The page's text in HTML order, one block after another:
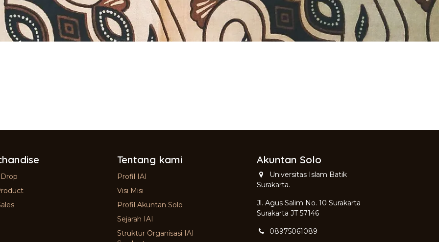
Tentang kami
Profil IAI
Visi Misi
Profil Akuntan Solo
Sejarah IAI
Struktur Organisasi IAI
Akuntan Solo
Universitas Islam Batik
Surakarta.
Jl. Agus Salim No. 10 Surakarta
Surakarta JT 57146
08975061089